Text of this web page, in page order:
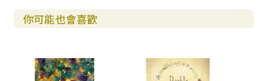
12 榮耀裡的人類
應用部分
恩典中的人類
榮耀裡的人類
你可能也會喜歡